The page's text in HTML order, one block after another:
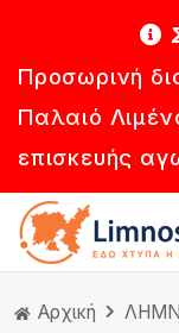
Προσωρινή
Παλαιό
επισκευής
Αρχική